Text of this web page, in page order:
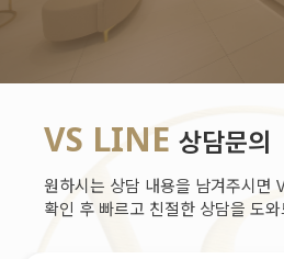
VS LINE 상담문의
원하시는 상담 내용을 남겨주시면
확인 후 빠르고 친절한 상담을 도